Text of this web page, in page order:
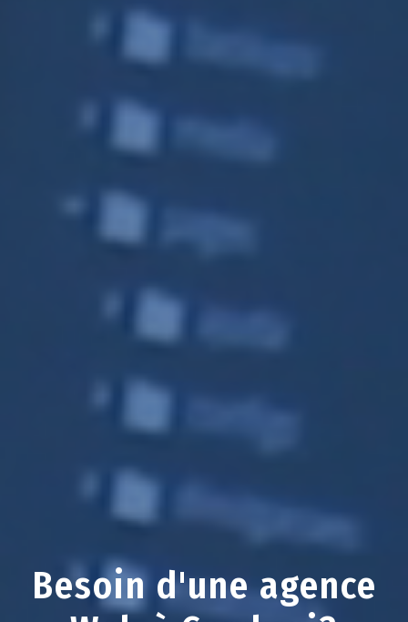
Besoin d'une agence